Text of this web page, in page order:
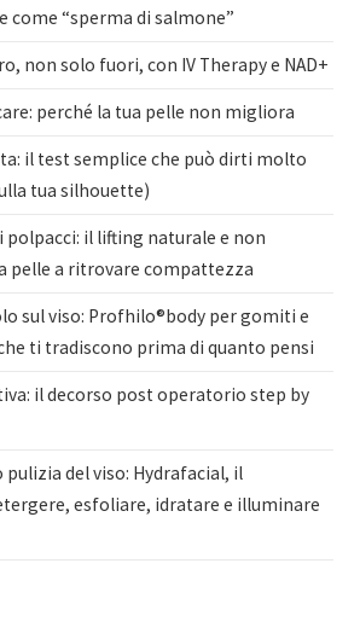
come “sperma di salmone”
non solo fuori, con IV Therapy e NAD+
perché la tua pelle non migliora
il test semplice che può dirti molto
tua silhouette)
polpacci: il lifting naturale e non
pelle a ritrovare compattezza
sul viso: Profhilo®body per gomiti e
ti tradiscono prima di quanto pensi
il decorso post operatorio step by
del viso: Hydrafacial, il
esfoliare, idratare e illuminare